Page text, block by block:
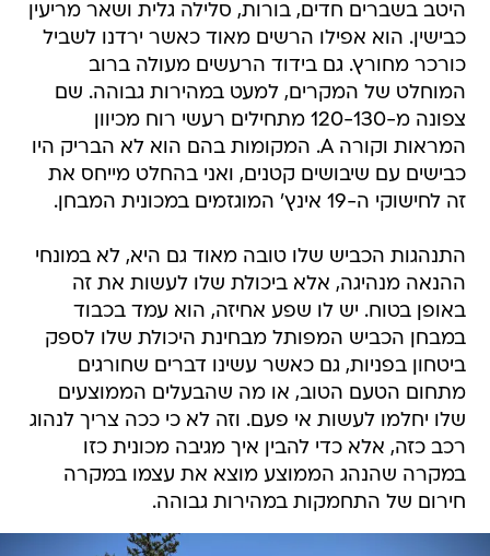
היטב בשברים חדים, בורות, סלילה גלית ושאר מריעין
כבישין. הוא אפילו הרשים מאוד כאשר ירדנו לשביל
כורכר מחורץ. גם בידוד הרעשים מעולה ברוב
המוחלט של המקרים, למעט במהירות גבוהה. שם
צפונה מ-120-130 מתחילים רעשי רוח מכיוון
המראות וקורה A. המקומות בהם הוא לא הבריק היו
כבישים עם שיבושים קטנים, ואני בהחלט מייחס את
זה לחישוקי ה-19 אינץ' המוגזמים במכונית המבחן.
התנהגות הכביש שלו טובה מאוד גם היא, לא במונחי
ההנאה מנהיגה, אלא ביכולת שלו לעשות את זה
באופן בטוח. יש לו שפע אחיזה, הוא עמד בכבוד
במבחן הכביש המפותל מבחינת היכולת שלו לספק
ביטחון בפניות, גם כאשר עשינו דברים שחורגים
מתחום הטעם הטוב, או מה שהבעלים הממוצעים
שלו יחלמו לעשות אי פעם. וזה לא כי ככה צריך לנהוג
רכב כזה, אלא כדי להבין איך מגיבה מכונית כזו
במקרה שהנהג הממוצע מוצא את עצמו במקרה
חירום של התחמקות במהירות גבוהה.